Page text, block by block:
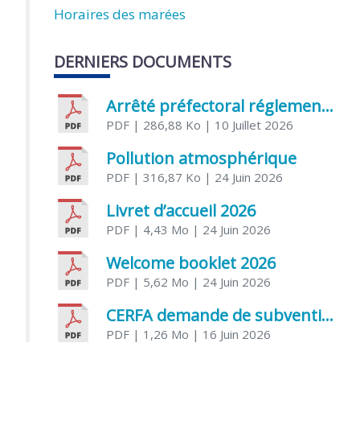
Horaires des marées
DERNIERS DOCUMENTS
Arrêté préfectoral réglementant l’usage de l’eau
PDF | 286,88 Ko | 10 Juillet 2026
Pollution atmosphérique
PDF | 316,87 Ko | 24 Juin 2026
Livret d’accueil 2026
PDF | 4,43 Mo | 24 Juin 2026
Welcome booklet 2026
PDF | 5,62 Mo | 24 Juin 2026
CERFA demande de subvention association
PDF | 1,26 Mo | 16 Juin 2026